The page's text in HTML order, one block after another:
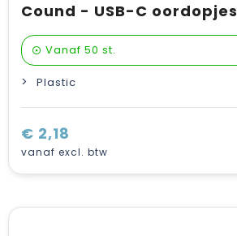
Cound - USB-C oordopjes
Vanaf 50 st.
Plastic
€ 2,18
vanaf excl. btw